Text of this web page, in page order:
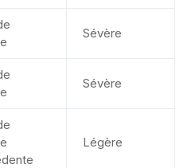
Sévère
Sévère
Légère